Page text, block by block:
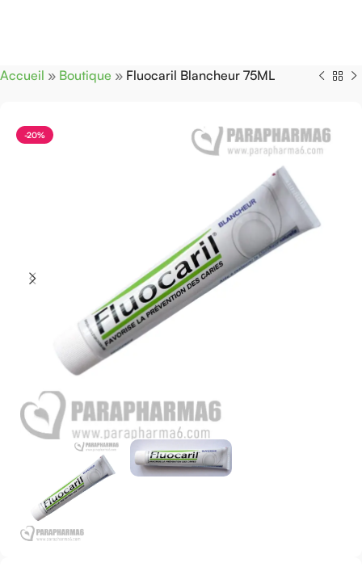
Accueil » Boutique » Fluocaril Blancheur 75ML
-20%